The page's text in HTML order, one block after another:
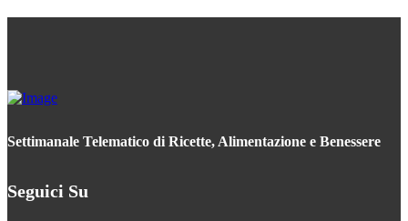
Settimanale Telematico di Ricette, Alimentazione e Benessere
Seguici Su